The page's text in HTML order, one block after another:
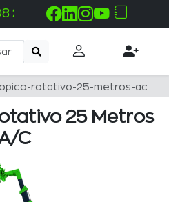
215 115
rotativo-25-metros-ac
25 Metros
c